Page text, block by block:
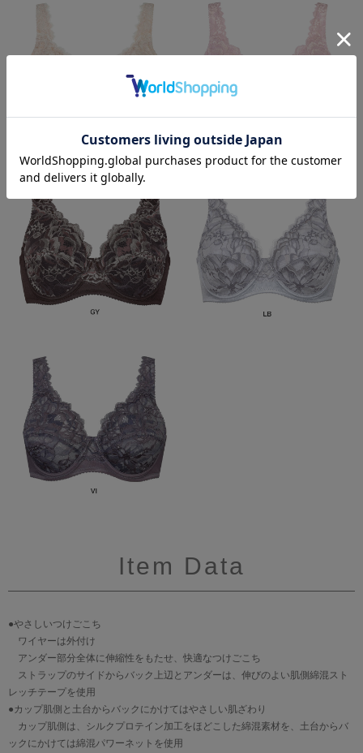
Item Data
●やさしいつけごこち
ワイヤーは外付け
アンダー部分全体に伸縮性をもたせ、快適なつけごこち
ストラップのサイドからバック上辺とアンダーは、伸びのよい肌側綿混スト
レッチテープを使用
●カップ肌側と土台からバックにかけてはやさしい肌ざわり
カップ肌側は、シルクプロテイン加工をほどこした綿混素材を、土台からバ
ックにかけては綿混パワーネットを使用